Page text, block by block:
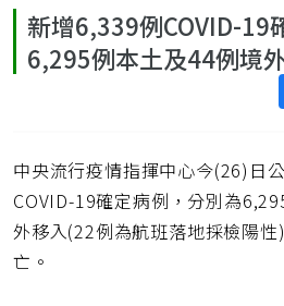
新增6,339例COVID-19
6,295例本土及44例境
中央流行疫情指揮中心今(26)日
COVID-19確定病例，分別為
外移入(22例為航班落地採檢陽
亡。